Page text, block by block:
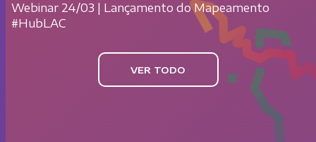
Webinar 24/03 | Lançamento do Mapeamento
#HubLAC
VER TODO